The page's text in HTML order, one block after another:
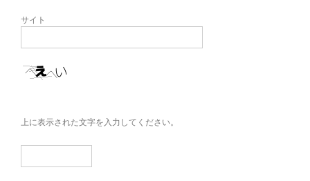
サイト
上に表示された文字を入力してください。